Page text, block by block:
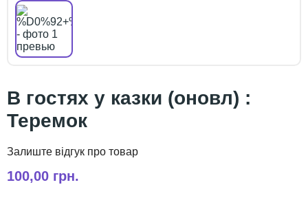
В гостях у казки (оновл) :
Теремок
100,00 грн.